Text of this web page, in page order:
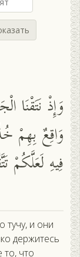
وَإِذْ نَتَقْنَا
وَاقِعٌ بِهِمْ
فِيهِ لَعَلَّكُمْ
тучу, и они
держитесь
что